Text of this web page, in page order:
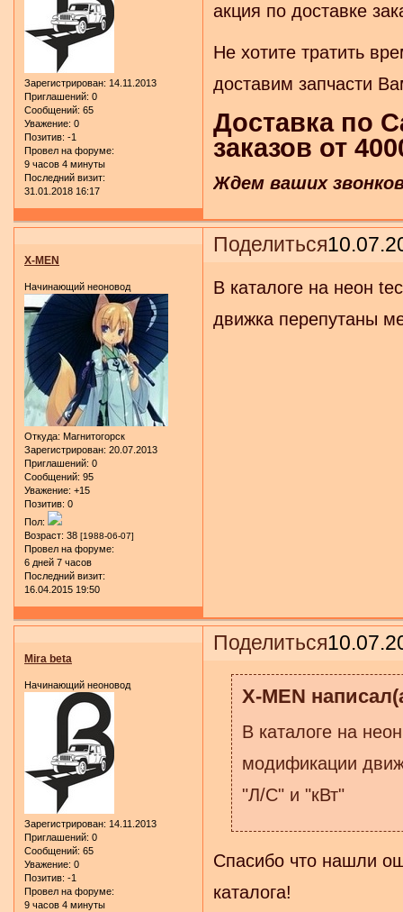
Зарегистрирован: 14.11.2013
Приглашений: 0
Сообщений: 65
Уважение: 0
Позитив: -1
Провел на форуме:
9 часов 4 минуты
Последний визит:
31.01.2018 16:17
акция по доставке
Не хотите тратить
доставим запчасти
Доставка по
заказов от
Ждем ваших
Поделиться
X-MEN
Начинающий неоновод
Откуда: Магнитогорск
Зарегистрирован: 20.07.2013
Приглашений: 0
Сообщений: 95
Уважение: +15
Позитив: 0
Пол:
Возраст: 38 [1988-06-07]
Провел на форуме:
6 дней 7 часов
Последний визит:
16.04.2015 19:50
В каталоге на неон
движка перепутаны
Поделиться
Mira beta
Начинающий неоновод
Зарегистрирован: 14.11.2013
Приглашений: 0
Сообщений: 65
Уважение: 0
Позитив: -1
Провел на форуме:
9 часов 4 минуты
X-MEN
В каталоге на
модификации
"Л/С" и "кВт"
Спасибо что нашли
каталога!